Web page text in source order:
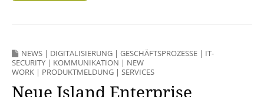
NEWS | DIGITALISIERUNG | GESCHÄFTSPROZESSE | IT-
SECURITY | KOMMUNIKATION | NEW
WORK | PRODUKTMELDUNG | SERVICES
Neue Island Enterprise